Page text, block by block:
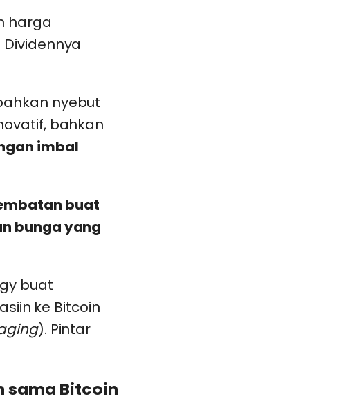
harga
nyebut
bahkan
imbal
buat
bunga yang
buat
ke Bitcoin
). Pintar
sama Bitcoin